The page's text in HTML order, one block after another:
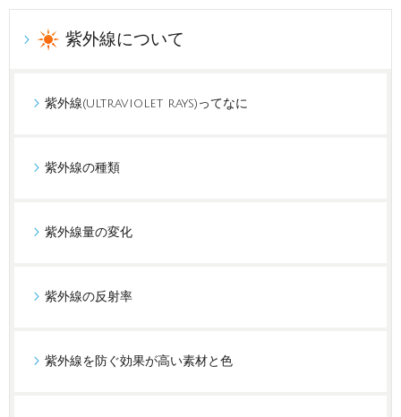
紫外線について
紫外線(ultraviolet rays)ってなに
紫外線の種類
紫外線量の変化
紫外線の反射率
紫外線を防ぐ効果が高い素材と色